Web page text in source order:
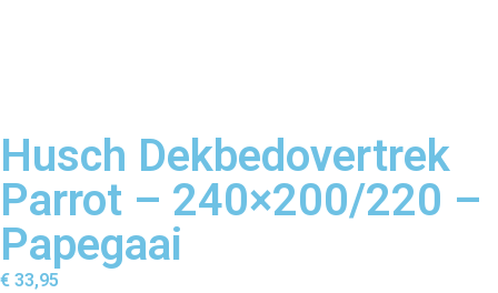
Husch Dekbedovertrek
Parrot – 240×200/220 –
Papegaai
€ 33,95